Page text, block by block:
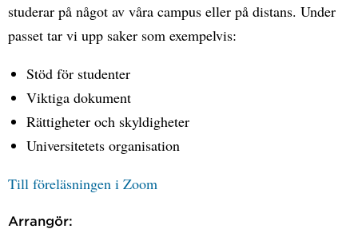
studerar på något av våra campus eller på distans. Under
passet tar vi upp saker som exempelvis:
Stöd för studenter
Viktiga dokument
Rättigheter och skyldigheter
Universitetets organisation
Till föreläsningen i Zoom
Arrangör: